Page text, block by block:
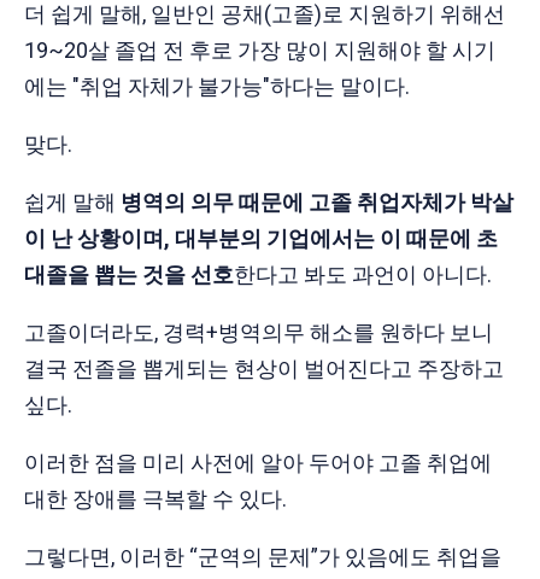
더 쉽게 말해, 일반인 공채(고졸)로 지원하기 위해선
19~20살 졸업 전 후로 가장 많이 지원해야 할 시기
에는 "취업 자체가 불가능"하다는 말이다.
맞다.
쉽게 말해 병역의 의무 때문에 고졸 취업자체가 박살
이 난 상황이며, 대부분의 기업에서는 이 때문에 초
대졸을 뽑는 것을 선호한다고 봐도 과언이 아니다.
고졸이더라도, 경력+병역의무 해소를 원하다 보니
결국 전졸을 뽑게되는 현상이 벌어진다고 주장하고
싶다.
이러한 점을 미리 사전에 알아 두어야 고졸 취업에
대한 장애를 극복할 수 있다.
그렇다면, 이러한 “군역의 문제”가 있음에도 취업을